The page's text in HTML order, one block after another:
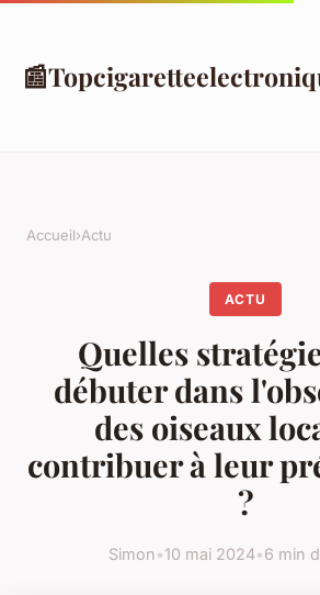
📰
Accueil›Actu
ACTU
Quelles
débuter dans
des oiseaux
contribuer à leur
?
Simon•10 mai 2024•6 min